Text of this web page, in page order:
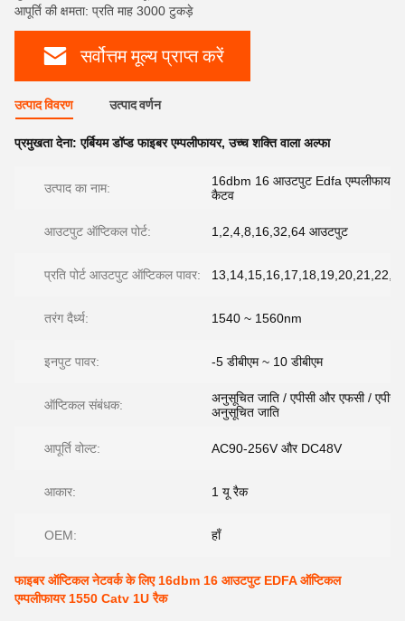
आपूर्ति की क्षमता: प्रति माह 3000 टुकड़े
सर्वोत्तम मूल्य प्राप्त करें
उत्पाद विवरण उत्पाद वर्णन
प्रमुखता देना:एर्बियम डॉप्ड फाइबर एम्पलीफायर,उच्च शक्ति वाला अल्फा
उत्पाद का नाम:
16dbm 16 आउटपुट Edfa एम्पलीफायर
कैटव
आउटपुट ऑप्टिकल पोर्ट: 1,2,4,8,16,32,64 आउटपुट
प्रति पोर्ट आउटपुट ऑप्टिकल पावर:
तरंग दैर्ध्य: 1540 ~ 1560nm
इनपुट पावर: -5 डीबीएम ~ 10 डीबीएम
ऑप्टिकल संबंधक:
अनुसूचित जाति / एपीसी और एफसी /
अनुसूचित जाति
आपूर्ति वोल्ट: AC90-256V और DC48V
आकार: 1 यू रैक
OEM: हाँ
फाइबर ऑप्टिकल नेटवर्क के लिए 16dbm 16 आउटपुट EDFA ऑप्टिकल
एम्पलीफायर 1550 Catv 1U रैक